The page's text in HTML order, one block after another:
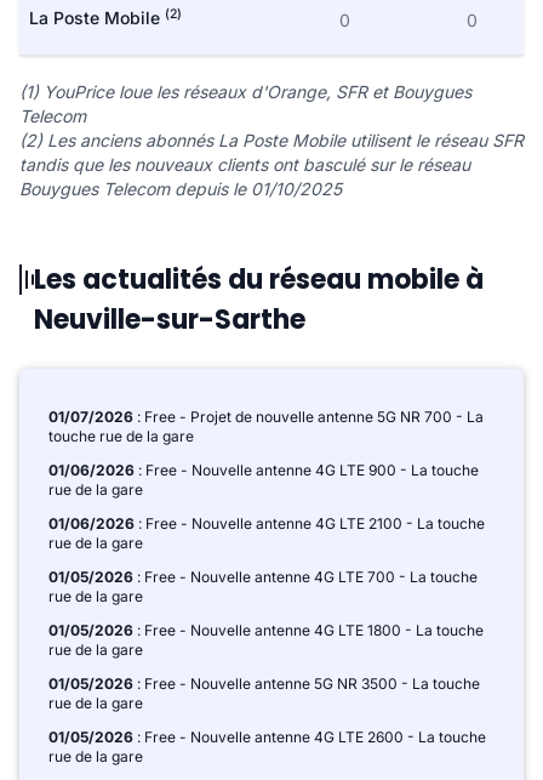
La Poste Mobile (2) 0 0
(1) YouPrice loue les réseaux d'Orange, SFR et Bouygues
Telecom
(2) Les anciens abonnés La Poste Mobile utilisent le réseau SFR
tandis que les nouveaux clients ont basculé sur le réseau
Bouygues Telecom depuis le 01/10/2025
Les actualités du réseau mobile à
Neuville-sur-Sarthe
01/07/2026 : Free - Projet de nouvelle antenne 5G NR 700 - La
touche rue de la gare
01/06/2026 : Free - Nouvelle antenne 4G LTE 900 - La touche
rue de la gare
01/06/2026 : Free - Nouvelle antenne 4G LTE 2100 - La touche
rue de la gare
01/05/2026 : Free - Nouvelle antenne 4G LTE 700 - La touche
rue de la gare
01/05/2026 : Free - Nouvelle antenne 4G LTE 1800 - La touche
rue de la gare
01/05/2026 : Free - Nouvelle antenne 5G NR 3500 - La touche
rue de la gare
01/05/2026 : Free - Nouvelle antenne 4G LTE 2600 - La touche
rue de la gare